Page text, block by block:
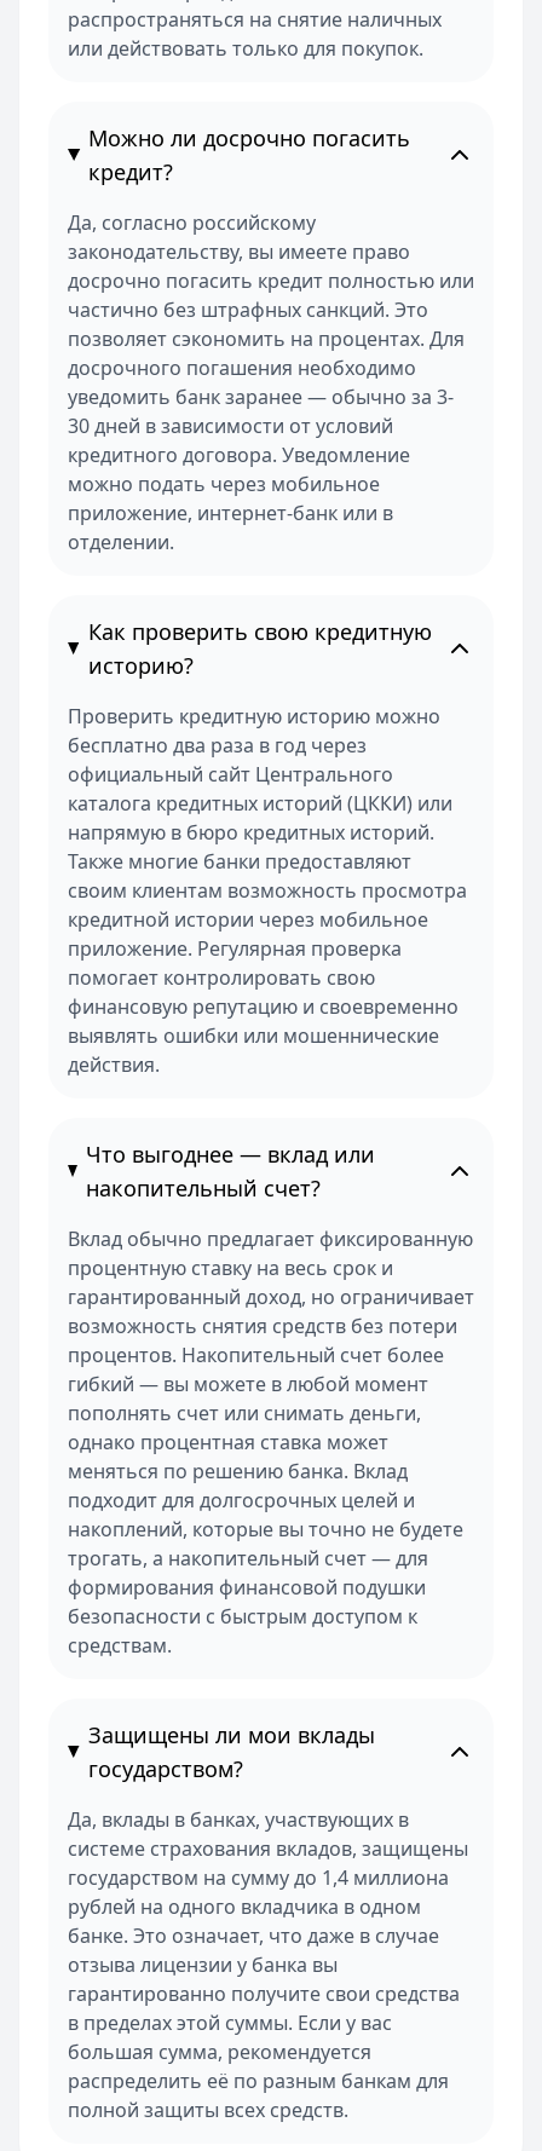
распространяться на снятие наличных
или действовать только для покупок.
Можно ли досрочно погасить
кредит?
Да, согласно российскому
законодательству, вы имеете право
досрочно погасить кредит полностью или
частично без штрафных санкций. Это
позволяет сэкономить на процентах. Для
досрочного погашения необходимо
уведомить банк заранее — обычно за 3-
30 дней в зависимости от условий
кредитного договора. Уведомление
можно подать через мобильное
приложение, интернет-банк или в
отделении.
Как проверить свою кредитную
историю?
Проверить кредитную историю можно
бесплатно два раза в год через
официальный сайт Центрального
каталога кредитных историй (ЦККИ) или
напрямую в бюро кредитных историй.
Также многие банки предоставляют
своим клиентам возможность просмотра
кредитной истории через мобильное
приложение. Регулярная проверка
помогает контролировать свою
финансовую репутацию и своевременно
выявлять ошибки или мошеннические
действия.
Что выгоднее — вклад или
накопительный счет?
Вклад обычно предлагает фиксированную
процентную ставку на весь срок и
гарантированный доход, но ограничивает
возможность снятия средств без потери
процентов. Накопительный счет более
гибкий — вы можете в любой момент
пополнять счет или снимать деньги,
однако процентная ставка может
меняться по решению банка. Вклад
подходит для долгосрочных целей и
накоплений, которые вы точно не будете
трогать, а накопительный счет — для
формирования финансовой подушки
безопасности с быстрым доступом к
средствам.
Защищены ли мои вклады
государством?
Да, вклады в банках, участвующих в
системе страхования вкладов, защищены
государством на сумму до 1,4 миллиона
рублей на одного вкладчика в одном
банке. Это означает, что даже в случае
отзыва лицензии у банка вы
гарантированно получите свои средства
в пределах этой суммы. Если у вас
большая сумма, рекомендуется
распределить её по разным банкам для
полной защиты всех средств.